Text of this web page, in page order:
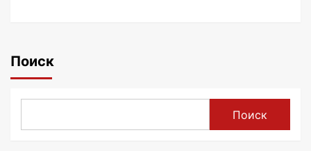
Поиск
Поиск